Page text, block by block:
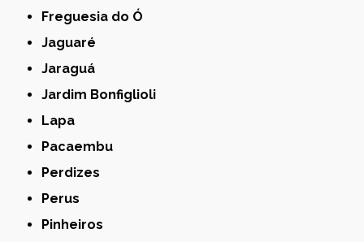
Freguesia do Ó
Jaguaré
Jaraguá
Jardim Bonfiglioli
Lapa
Pacaembu
Perdizes
Perus
Pinheiros